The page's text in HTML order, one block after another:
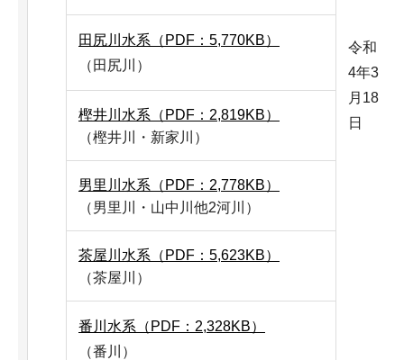
令和
4年3
月18
日
田尻川水系（PDF：5,770KB）
（田尻川）
樫井川水系（PDF：2,819KB）
（樫井川・新家川）
男里川水系（PDF：2,778KB）
（男里川・山中川他2河川）
茶屋川水系（PDF：5,623KB）
（茶屋川）
番川水系（PDF：2,328KB）
（番川）